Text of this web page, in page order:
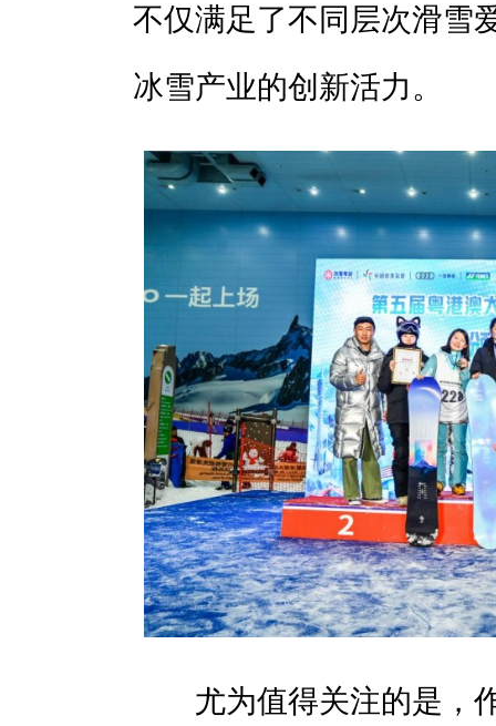
不仅满足了不同层次滑雪
冰雪产业的创新活力。
尤为值得关注的是，作